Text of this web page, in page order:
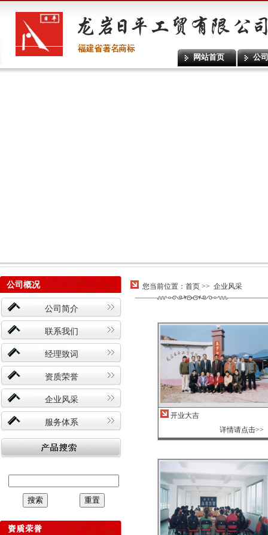
网站首页 公
公司概况
公司简介
联系我们
经理致词
资质荣誉
企业风采
服务体系
您当前位置： 首页 >> 企业风采
开业大吉
详情请点击>>